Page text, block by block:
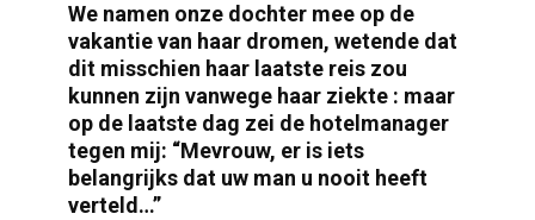
We namen onze dochter mee op de
vakantie van haar dromen, wetende dat
dit misschien haar laatste reis zou
kunnen zijn vanwege haar ziekte : maar
op de laatste dag zei de hotelmanager
tegen mij: “Mevrouw, er is iets
belangrijks dat uw man u nooit heeft
verteld…”